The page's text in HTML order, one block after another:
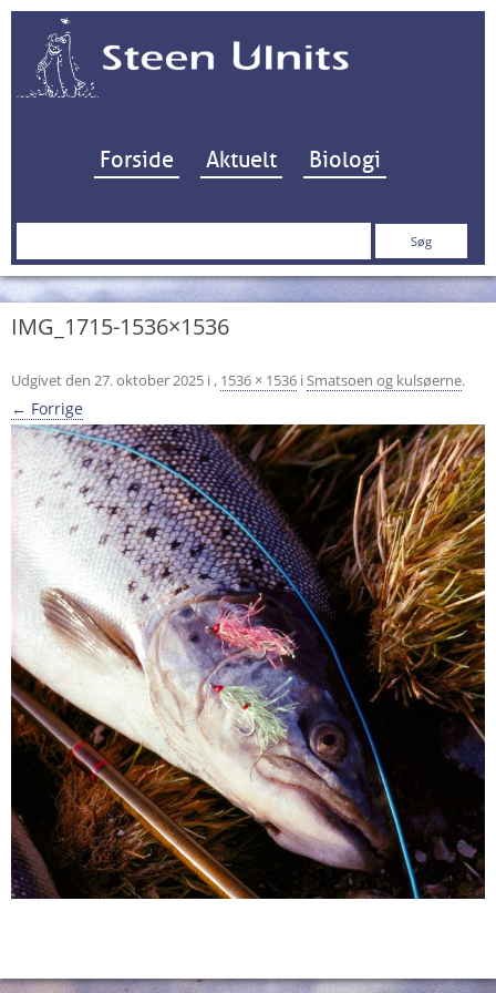
Hop til indhold
Forside Aktuelt Biologi
Søg
IMG_1715-1536×1536
Udgivet den 27. oktober 2025 i , 1536 × 1536 iSmatsoen og kulsøerne.
← Forrige